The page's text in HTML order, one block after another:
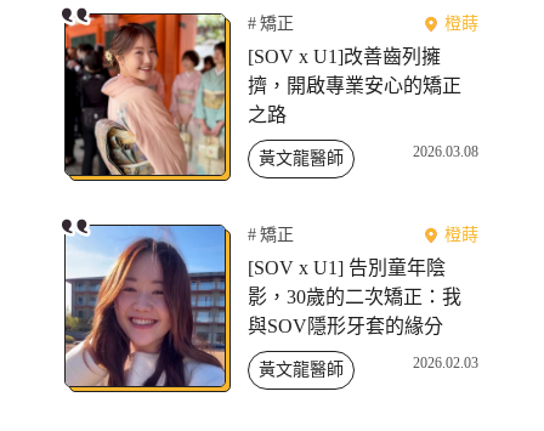
矯正 橙蒔
[SOV x U1]改善齒列擁
擠，開啟專業安心的矯正
之路
黃文龍醫師 2026.03.08
矯正 橙蒔
[SOV x U1] 告別童年陰
影，30歲的二次矯正：我
與SOV隱形牙套的緣分
黃文龍醫師 2026.02.03